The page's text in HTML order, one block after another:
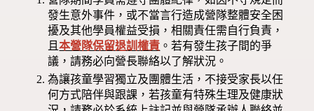
發生意外事件，或不當言行造成營隊整體安全困
擾及其他學員權益受損，相關責任需自行負責，
且本營隊保留退訓權責 。若有發生孩子間的爭
議，請務必向營長聯絡以了解狀況。
為讓孩童學習獨立及團體生活，不接受家長以任
何方式陪伴與跟課，若孩童有特殊生理及健康狀